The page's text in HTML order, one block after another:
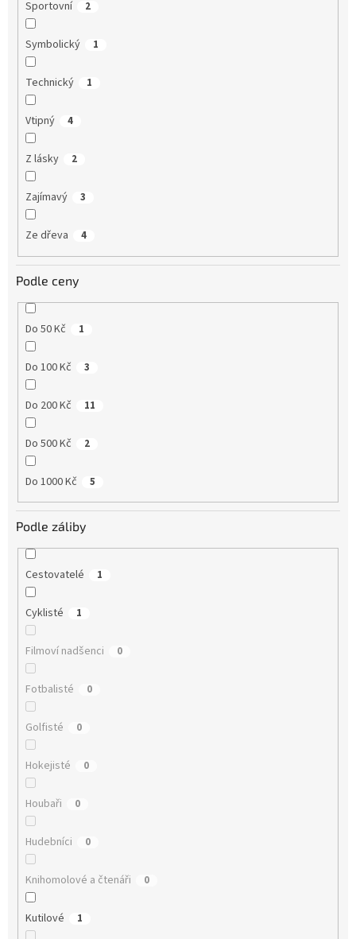
Sportovní 2
Symbolický 1
Technický 1
Vtipný 4
Z lásky 2
Zajímavý 3
Ze dřeva 4
Podle ceny
Do 50 Kč 1
Do 100 Kč 3
Do 200 Kč 11
Do 500 Kč 2
Do 1000 Kč 5
Podle záliby
Cestovatelé 1
Cyklisté 1
Filmoví nadšenci 0
Fotbalisté 0
Golfisté 0
Hokejisté 0
Houbaři 0
Hudebníci 0
Knihomolové a čtenáři 0
Kutilové 1